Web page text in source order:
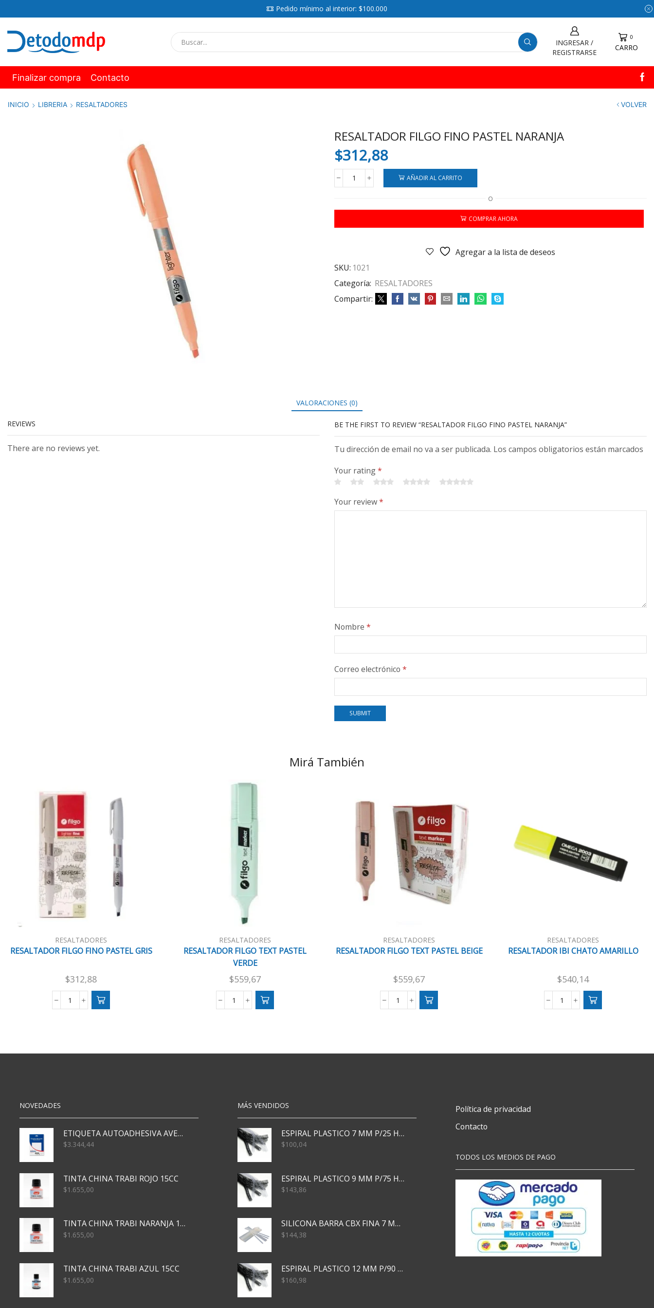
Pedido mínimo al interior: $100.000
INGRESAR /
REGISTRARSE
0
CARRO
Finalizar compra Contacto
INICIO LIBRERIA RESALTADORES VOLVER
RESALTADOR FILGO FINO PASTEL NARANJA
$312,88
RESALTADOR
PASTEL
cantidad
AÑADIR AL CARRITO
O
COMPRAR AHORA
Agregar a la lista de deseos
SKU: 1021
Categoría: RESALTADORES
Compartir:
VALORACIONES (0)
REVIEWS
There are no reviews yet.
BE THE FIRST TO REVIEW “RESALTADOR FILGO FINO PASTEL NARANJA”
Tu dirección de email no va a ser publicada. Los campos obligatorios están marcados
Your rating*
Your review*
Nombre *
Correo electrónico *
Mirá También
RESALTADORES
RESALTADOR FILGO FINO PASTEL GRIS
$312,88
RESALTADOR
cantidad
RESALTADORES
RESALTADOR FILGO TEXT PASTEL
VERDE
$559,67
RESALTADOR
cantidad
RESALTADORES
RESALTADOR FILGO TEXT PASTEL BEIGE
$559,67
RESALTADOR
cantidad
RESALTADORES
RESALTADOR IBI CHATO AMARILLO
$540,14
RESALTADOR
NOVEDADES
ETIQUETA AUTOADHESIVA AVERY 3026 30H 20 X 70
$3.344,44
TINTA CHINA TRABI ROJO 15CC
$1.655,00
TINTA CHINA TRABI NARANJA 15CC
$1.655,00
TINTA CHINA TRABI AZUL 15CC
$1.655,00
MÁS VENDIDOS
ESPIRAL PLASTICO 7 MM P/25 HJS X50x3000
$100,04
ESPIRAL PLASTICO 9 MM P/75 HJS X50X2400
$143,86
SILICONA BARRA CBX FINA 7 MM 28 CM
$144,38
ESPIRAL PLASTICO 12 MM P/90 HJS X50X1500
$160,98
Política de privacidad
Contacto
TODOS LOS MEDIOS DE PAGO